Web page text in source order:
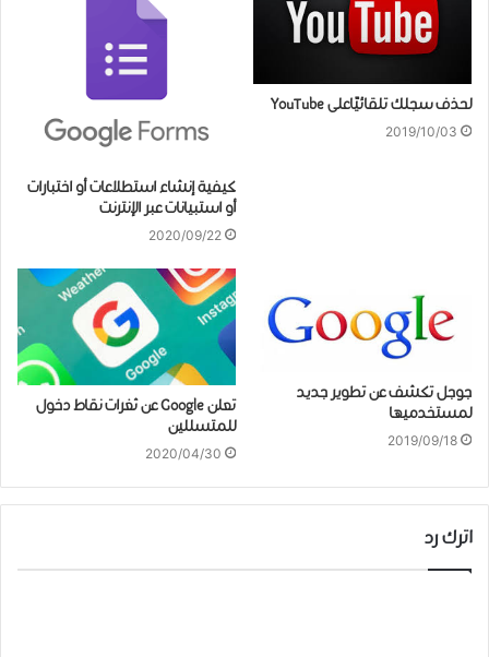
لحذف سجلك تلقائيًاعلى YouTube
2019/10/03
كيفية إنشاء استطلاعات أو اختبارات
أو استبيانات عبر الإنترنت
2020/09/22
جوجل تكشف عن تطوير جديد
لمستخدميها
2019/09/18
تعلن Google عن ثغرات نقاط دخول
للمتسللين
2020/04/30
اترك رد